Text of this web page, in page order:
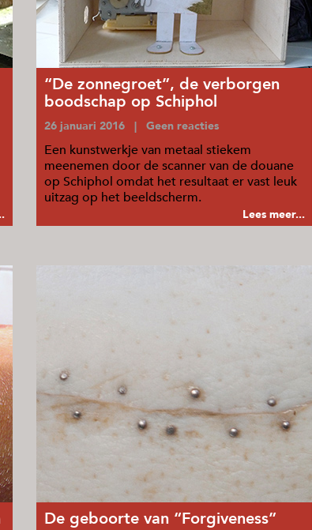
“De zonnegroet”, de verborgen
boodschap op Schiphol
26 januari 2016 | Geen reacties
Een kunstwerkje van metaal stiekem
meenemen door de scanner van de douane
op Schiphol omdat het resultaat er vast leuk
uitzag op het beeldscherm.
Lees meer...
De geboorte van “Forgiveness”